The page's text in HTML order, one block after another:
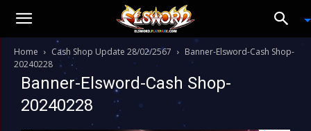
Home Cash Shop Update 28/02/2567
Banner-Elsword-Cash Shop-
20240228
Banner-Elsword-Cash Shop-
20240228